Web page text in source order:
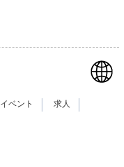
イベント 求人